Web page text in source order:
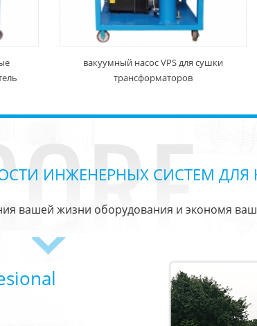
вакуумный насос VPS для сушки
трансформаторов
ИНЖЕНЕРНЫХ СИСТЕМ
вашей жизни оборудования и экономя